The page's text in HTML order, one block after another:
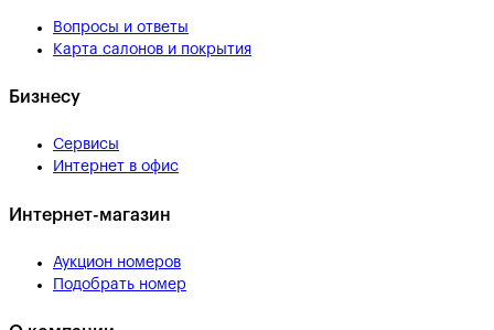
Вопросы и ответы
Карта салонов и покрытия
Бизнесу
Сервисы
Интернет в офис
Интернет-магазин
Аукцион номеров
Подобрать номер